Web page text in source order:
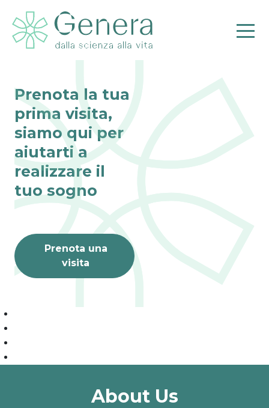
[wp_timeline_design id=”1″]
Prenota la tua
prima visita,
siamo qui per
aiutarti a
realizzare il
tuo sogno
Prenota una
visita
About Us